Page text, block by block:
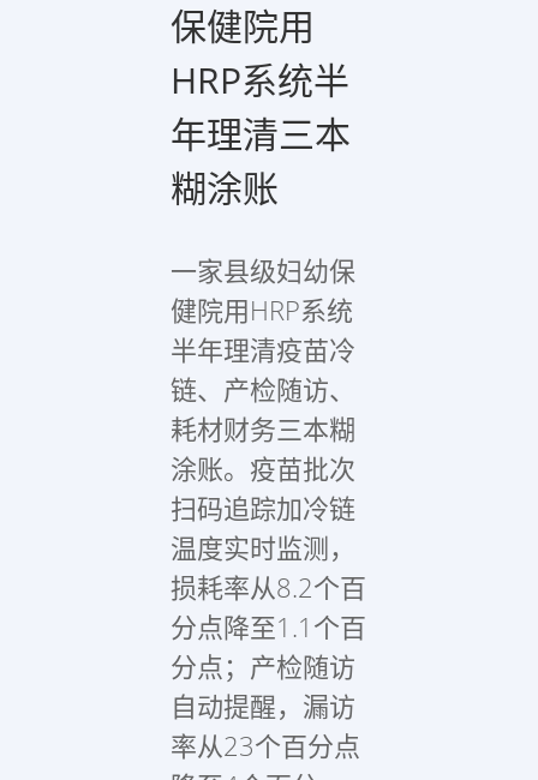
保健院用
HRP系统半
年理清三本
糊涂账
一家县级妇幼保
健院用HRP系统
半年理清疫苗冷
链、产检随访、
耗材财务三本糊
涂账。疫苗批次
扫码追踪加冷链
温度实时监测，
损耗率从8.2个百
分点降至1.1个百
分点；产检随访
自动提醒，漏访
率从23个百分点